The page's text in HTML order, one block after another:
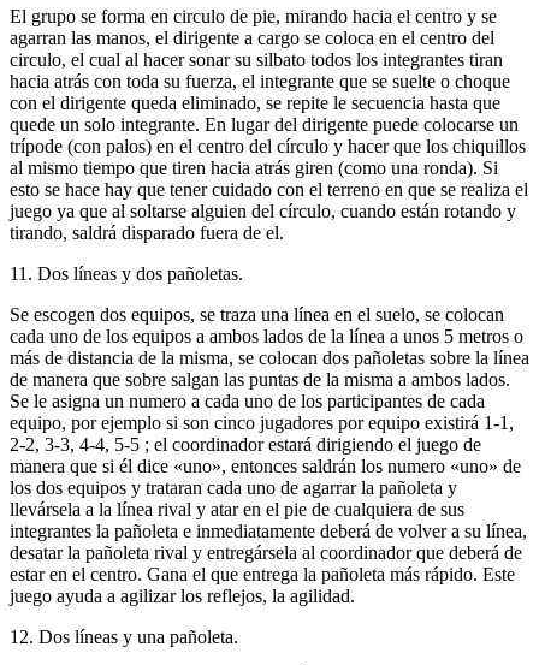
El grupo se forma en circulo de pie, mirando hacia el centro y se
agarran las manos, el dirigente a cargo se coloca en el centro del
circulo, el cual al hacer sonar su silbato todos los integrantes tiran
hacia atrás con toda su fuerza, el integrante que se suelte o choque
con el dirigente queda eliminado, se repite le secuencia hasta que
quede un solo integrante. En lugar del dirigente puede colocarse un
trípode (con palos) en el centro del círculo y hacer que los chiquillos
al mismo tiempo que tiren hacia atrás giren (como una ronda). Si
esto se hace hay que tener cuidado con el terreno en que se realiza el
juego ya que al soltarse alguien del círculo, cuando están rotando y
tirando, saldrá disparado fuera de el.
11. Dos líneas y dos pañoletas.
Se escogen dos equipos, se traza una línea en el suelo, se colocan
cada uno de los equipos a ambos lados de la línea a unos 5 metros o
más de distancia de la misma, se colocan dos pañoletas sobre la línea
de manera que sobre salgan las puntas de la misma a ambos lados.
Se le asigna un numero a cada uno de los participantes de cada
equipo, por ejemplo si son cinco jugadores por equipo existirá 1-1,
2-2, 3-3, 4-4, 5-5 ; el coordinador estará dirigiendo el juego de
manera que si él dice «uno», entonces saldrán los numero «uno» de
los dos equipos y trataran cada uno de agarrar la pañoleta y
llevársela a la línea rival y atar en el pie de cualquiera de sus
integrantes la pañoleta e inmediatamente deberá de volver a su línea,
desatar la pañoleta rival y entregársela al coordinador que deberá de
estar en el centro. Gana el que entrega la pañoleta más rápido. Este
juego ayuda a agilizar los reflejos, la agilidad.
12. Dos líneas y una pañoleta.